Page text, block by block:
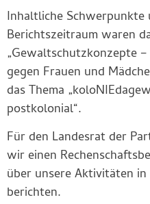
Inhaltliche Schwerpunkte
Berichtszeitraum waren
„Gewaltschutzkonzepte
gegen Frauen und
das Thema
postkolonial“.
Für den Landesrat der
wir einen
über unsere Aktivitäten
berichten.